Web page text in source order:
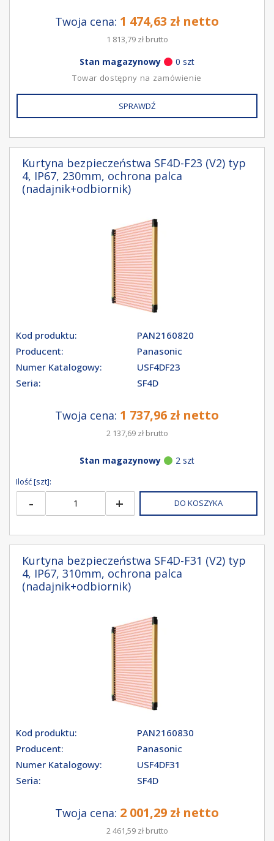
Twoja cena: 1 474,63 zł netto
1 813,79 zł brutto
Stan magazynowy 0 szt
Towar dostępny na zamówienie
SPRAWDŹ
Kurtyna bezpieczeństwa SF4D-F23 (V2) typ
4, IP67, 230mm, ochrona palca
(nadajnik+odbiornik)
Kod produktu:
PAN2160820
Producent:
Panasonic
Numer Katalogowy:
USF4DF23
Seria:
SF4D
Twoja cena: 1 737,96 zł netto
2 137,69 zł brutto
Stan magazynowy 2 szt
Ilość [szt]:
- + DO KOSZYKA
Kurtyna bezpieczeństwa SF4D-F31 (V2) typ
4, IP67, 310mm, ochrona palca
(nadajnik+odbiornik)
Kod produktu:
PAN2160830
Producent:
Panasonic
Numer Katalogowy:
USF4DF31
Seria:
SF4D
Twoja cena: 2 001,29 zł netto
2 461,59 zł brutto